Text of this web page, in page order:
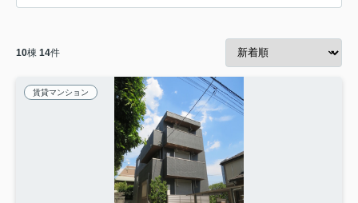
10棟 14件
賃貸マンション